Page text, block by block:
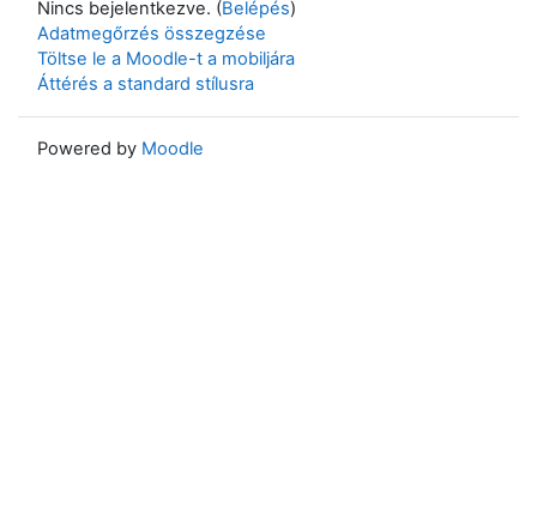
Nincs bejelentkezve. (Belépés)
Adatmegőrzés összegzése
Töltse le a Moodle-t a mobiljára
Áttérés a standard stílusra
Powered by Moodle